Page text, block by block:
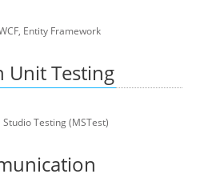
Entity Framework
Unit Testing
Studio Testing (MSTest)